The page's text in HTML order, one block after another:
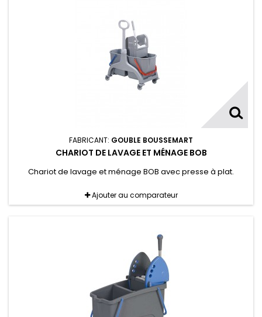
FABRICANT: GOUBLE BOUSSEMART
CHARIOT DE LAVAGE ET MÉNAGE BOB
Chariot de lavage et ménage BOB avec presse à plat.
Ajouter au comparateur